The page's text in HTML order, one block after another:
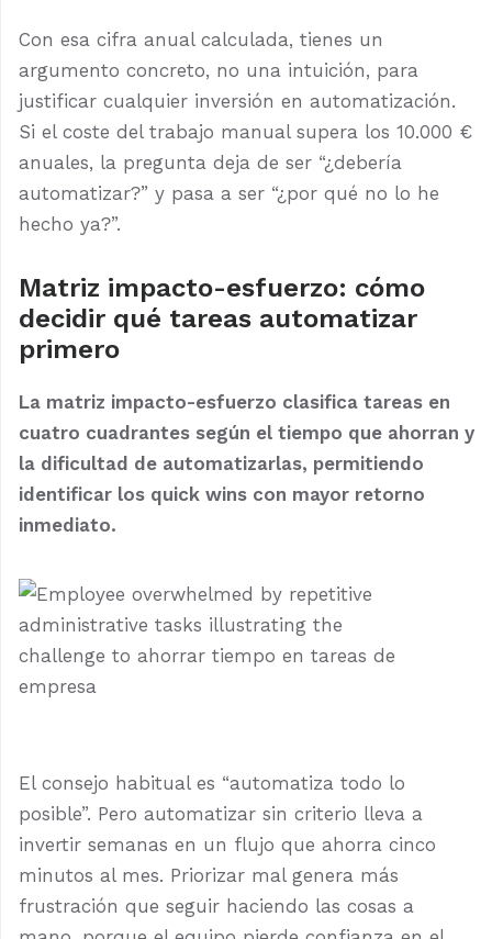
Con esa cifra anual calculada, tienes un
argumento concreto, no una intuición, para
justificar cualquier inversión en automatización.
Si el coste del trabajo manual supera los 10.000 €
anuales, la pregunta deja de ser “¿debería
automatizar?” y pasa a ser “¿por qué no lo he
hecho ya?”.
Matriz impacto-esfuerzo: cómo
decidir qué tareas automatizar
primero
La matriz impacto-esfuerzo clasifica tareas en
cuatro cuadrantes según el tiempo que ahorran y
la dificultad de automatizarlas, permitiendo
identificar los quick wins con mayor retorno
inmediato.
El consejo habitual es “automatiza todo lo
posible”. Pero automatizar sin criterio lleva a
invertir semanas en un flujo que ahorra cinco
minutos al mes. Priorizar mal genera más
frustración que seguir haciendo las cosas a